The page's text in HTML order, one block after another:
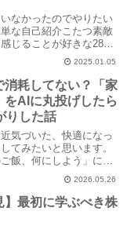
なかったのでやりたい
な自己紹介こたつ素敵
じることが好きな28歳
で都内に勤務・居住し
年8月に結婚し、現在は夫
ています。FIRE希望の
2025.01.05
消耗してない？「家
をAIに丸投げしたら
りした話
気づいた、快適になっ
てみたいと思います。
飯、何にしよう」に疲
夕飯メニューどうしよ
？」と考えていざSNSや
でも、サイトによって分
要な材..
2026.05.26
】最初に学ぶべき株